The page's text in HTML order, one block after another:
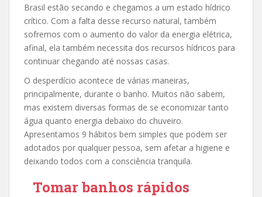
Brasil estão secando e chegamos a um estado hídrico
crítico. Com a falta desse recurso natural, também
sofremos com o aumento do valor da energia elétrica,
afinal, ela também necessita dos recursos hídricos para
continuar chegando até nossas casas.
O desperdício acontece de várias maneiras,
principalmente, durante o banho. Muitos não sabem,
mas existem diversas formas de se economizar tanto
água quanto energia debaixo do chuveiro.
Apresentamos 9 hábitos bem simples que podem ser
adotados por qualquer pessoa, sem afetar a higiene e
deixando todos com a consciência tranquila.
Tomar banhos rápidos